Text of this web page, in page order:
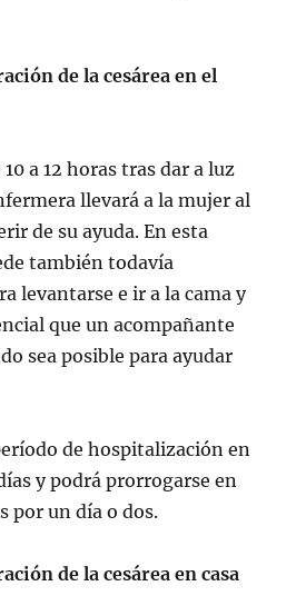
de la cesárea en el
a 12 horas tras dar a luz
llevará a la mujer al
de su ayuda. En esta
también todavía
levantarse e ir a la cama y
que un acompañante
sea posible para ayudar
de hospitalización en
y podrá prorrogarse en
por un día o dos.
de la cesárea en casa